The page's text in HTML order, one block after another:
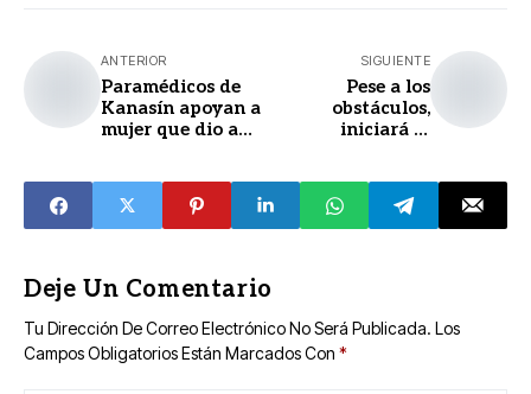
ANTERIOR
Paramédicos de
Kanasín apoyan a
mujer que dio a
SIGUIENTE
Pese a los
obstáculos,
iniciará la
Atención a
Personas con
Espectro Autista
Deje Un Comentario
Tu Dirección De Correo Electrónico No Será Publicada. Los
Campos Obligatorios Están Marcados Con *